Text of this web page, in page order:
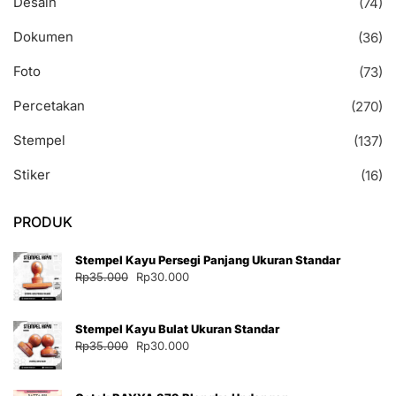
Dokumen
(36)
Foto
(73)
Percetakan
(270)
Stempel
(137)
Stiker
(16)
PRODUK
Stempel Kayu Persegi Panjang Ukuran Standar
Rp35.000
Harga
Rp35.000.
Rp30.000
adalah:
Stempel Kayu Bulat Ukuran Standar
Rp35.000
Harga
Rp30.000